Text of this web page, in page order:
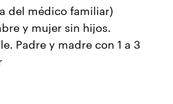
del médico familiar)
y mujer sin hijos.
Padre y madre con 1 a 3